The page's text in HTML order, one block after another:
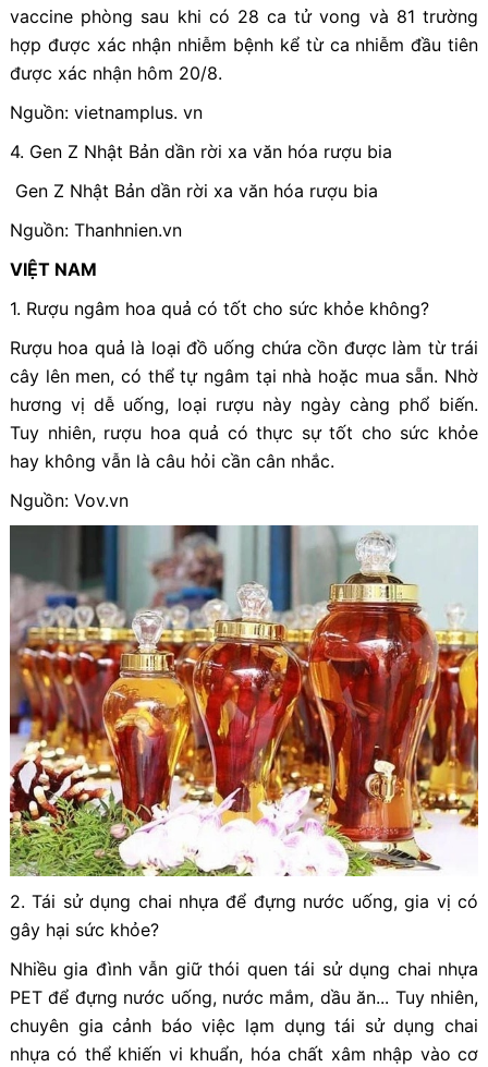
vaccine phòng sau khi có 28 ca tử vong và 81 trường
hợp được xác nhận nhiễm bệnh kể từ ca nhiễm đầu tiên
được xác nhận hôm 20/8.
Nguồn: vietnamplus. vn
4. Gen Z Nhật Bản dần rời xa văn hóa rượu bia
Gen Z Nhật Bản dần rời xa văn hóa rượu bia
Nguồn: Thanhnien.vn
VIỆT NAM
1. Rượu ngâm hoa quả có tốt cho sức khỏe không?
Rượu hoa quả là loại đồ uống chứa cồn được làm từ trái
cây lên men, có thể tự ngâm tại nhà hoặc mua sẵn. Nhờ
hương vị dễ uống, loại rượu này ngày càng phổ biến.
Tuy nhiên, rượu hoa quả có thực sự tốt cho sức khỏe
hay không vẫn là câu hỏi cần cân nhắc.
Nguồn: Vov.vn
2. Tái sử dụng chai nhựa để đựng nước uống, gia vị có
gây hại sức khỏe?
Nhiều gia đình vẫn giữ thói quen tái sử dụng chai nhựa
PET để đựng nước uống, nước mắm, dầu ăn... Tuy nhiên,
chuyên gia cảnh báo việc lạm dụng tái sử dụng chai
nhựa có thể khiến vi khuẩn, hóa chất xâm nhập vào cơ